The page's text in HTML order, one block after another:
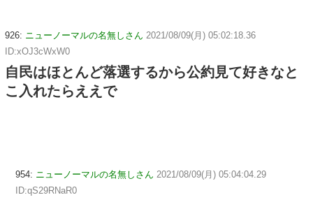
926: ニューノーマルの名無しさん 2021/08/09(月) 05:02:18.36
ID:xOJ3cWxW0
自民はほとんど落選するから公約見て好きなと
こ入れたらええで
954: ニューノーマルの名無しさん 2021/08/09(月) 05:04:04.29
ID:qS29RNaR0